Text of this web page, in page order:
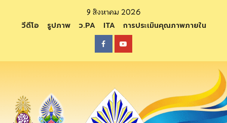
content
9 สิงหาคม 2026
วีดีโอ รูปภาพ ว.PA ITA การประเมินคุณภาพภายใน
FacebookYoutube